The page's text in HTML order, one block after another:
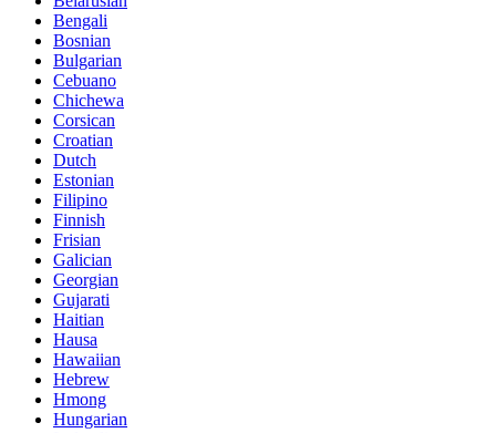
Bengali
Bosnian
Bulgarian
Cebuano
Chichewa
Corsican
Croatian
Dutch
Estonian
Filipino
Finnish
Frisian
Galician
Georgian
Gujarati
Haitian
Hausa
Hawaiian
Hebrew
Hmong
Hungarian